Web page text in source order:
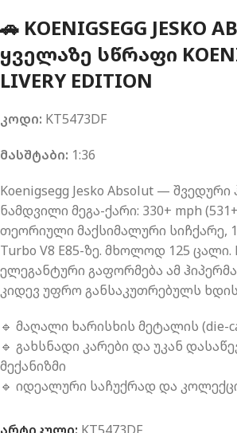
🚗 KOENIGSEGG JESKO
ᲧᲕᲔᲚᲐᲖᲔ ᲡᲬᲠᲐᲤᲘ
LIVERY EDITION
კოდი: KT5473DF
მასშტაბი: 1:36
Koenigsegg Jesko Absolut —
ნამდვილი მეგა-ქარი: 330+ mph
თეორიული მაქსიმალური სიჩქარე,
Turbo V8 E85-ზე. მხოლოდ 125 ცალი.
ელეგანტური გაფორმება ამ
კიდევ უფრო განსაკუთრებულს
🔹 მაღალი ხარისხის მეტალის (die-
🔹 გახსნადი კარები და უკან
მექანიზმი
🔹 იდეალური საჩუქრად და